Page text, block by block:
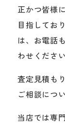
正かつ皆様
目指してお
は、お電話
わせください
査定見積も
ご相談につ
当店では専